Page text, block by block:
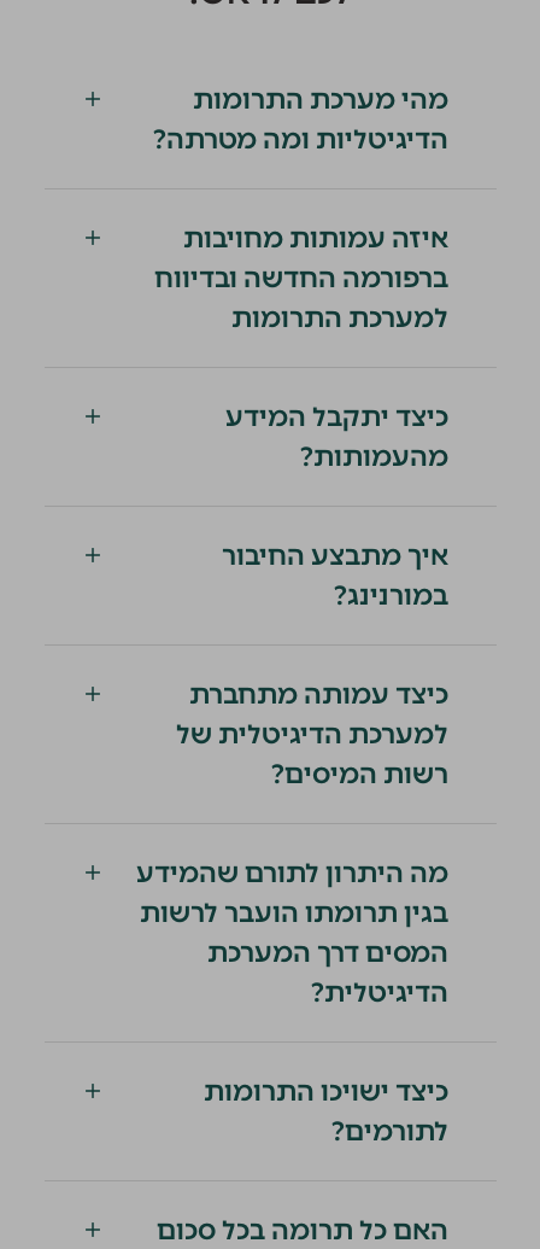
מהי מערכת התרומות
הדיגיטליות ומה מטרתה?
איזה עמותות מחויבות
ברפורמה החדשה ובדיווח
למערכת התרומות
כיצד יתקבל המידע
מהעמותות?
איך מתבצע החיבור
במורנינג?
כיצד עמותה מתחברת
למערכת הדיגיטלית של
רשות המיסים?
מה היתרון לתורם שהמידע
בגין תרומתו הועבר לרשות
המסים דרך המערכת
הדיגיטלית?
כיצד ישויכו התרומות
לתורמים?
האם כל תרומה בכל סכום